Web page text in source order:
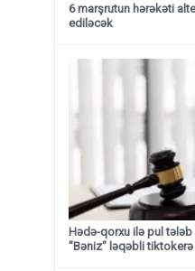
6 marşrutun hərəkəti
ediləcək
Hədə-qorxu ilə pul
"Bəniz" ləqəbli